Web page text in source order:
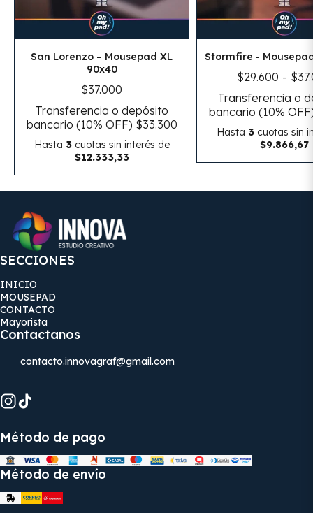
San Lorenzo – Mousepad XL
90x40
$37.000
Transferencia o depósito
bancario (10% OFF) $33.300
Hasta 3cuotas sin interés de
$12.333,33
Stormfire -
$29.600 -
Transferencia o
bancario (10%
Hasta 3cuotas sin
$9.866,67
SECCIONES
INICIO
MOUSEPAD
CONTACTO
Mayorista
Contactanos
contacto.innovagraf@gmail.com
Método de pago
Método de envío